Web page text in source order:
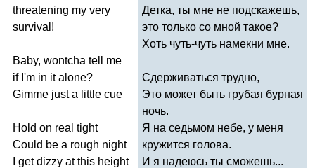
threatening my very
survival !
Baby, wontcha tell
me
if I'm in it alone?
Gimme just a little cue
Hold on real tight
Could be a rough night
get dizzy at this height
Детка, ты мне не подскажешь,
это только со мной такое?
Хоть чуть-чуть намекни мне.
Сдерживаться трудно,
Это может быть грубая бурная
ночь.
Я на седьмом небе, у меня
кружится голова.
И я надеюсь ты сможешь...